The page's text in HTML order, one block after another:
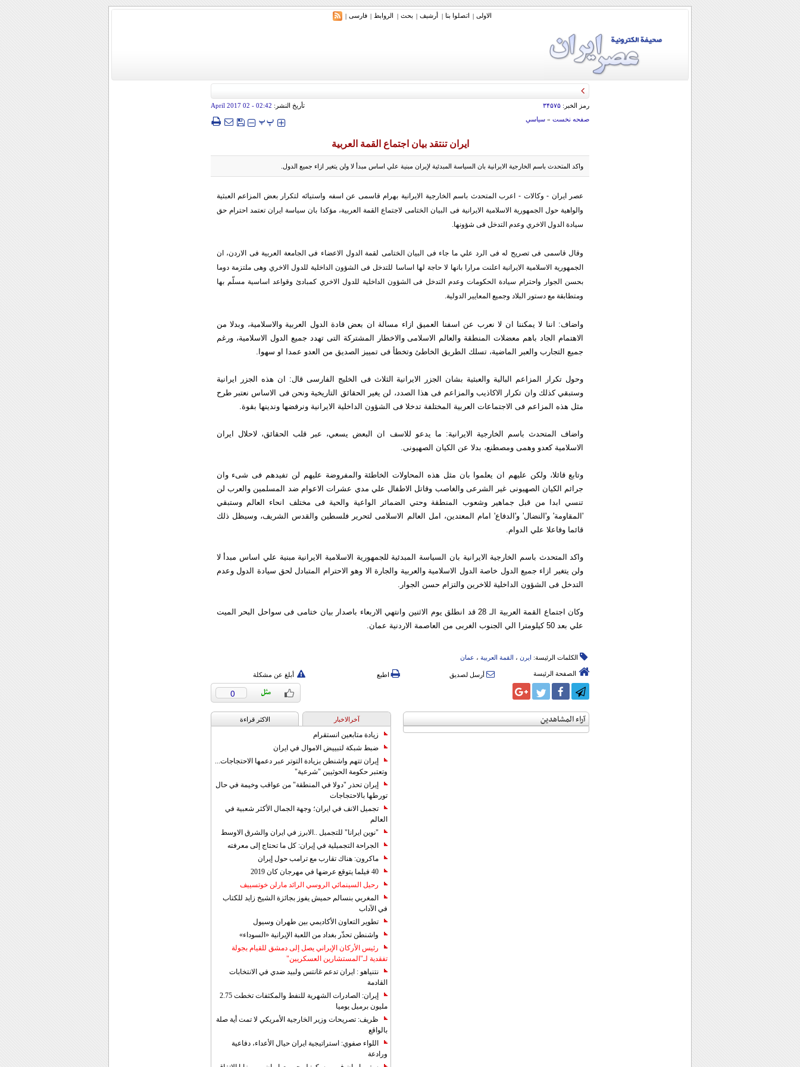
الاولی | اتصلوا بنا | أرشیف | بحث | الروابط | فارسی |
رمز الخبر: ۳۴۵۷۵ تأريخ النشر: 02:42
- 02 April 2017
صفحه نخست» سياسي ‍‍‍ پپ
ايران تنتقد بيان اجتماع القمة العربية
واكد المتحدث باسم الخارجیة الایرانیة بان السیاسة المبدئیة لإيران مبنیة علي اساس مبدأ لا ولن یتغیر ازاء جمیع الدول.
عصر ايران - وكالات - اعرب المتحدث باسم الخارجیة الایرانیة بهرام قاسمی عن اسفه واستیائه لتكرار بعض المزاعم العبثیة
والواهیة حول الجمهوریة الاسلامیة الایرانیة فی البیان الختامی لاجتماع القمة العربیة، مؤكدا بان سیاسة ایران تعتمد احترام حق
سیادة الدول الاخري وعدم التدخل فی شؤونها.
وقال قاسمی فی تصریح له فی الرد علي ما جاء فی البیان الختامی لقمة الدول الاعضاء فی الجامعة العربیة فی الاردن، ان
الجمهوریة الاسلامیة الایرانیة اعلنت مرارا بانها لا حاجة لها اساسا للتدخل فی الشؤون الداخلیة للدول الاخري وهی ملتزمة دوما
بحسن الجوار واحترام سیادة الحكومات وعدم التدخل فی الشؤون الداخلیة للدول الاخري كمبادئ وقواعد اساسیة مسلّم بها
ومتطابقة مع دستور البلاد وجمیع المعاییر الدولیة.
واضاف: اننا لا یمكننا ان لا نعرب عن اسفنا العمیق ازاء مسالة ان بعض قادة الدول العربیة والاسلامیة، وبدلا من
الاهتمام الجاد باهم معضلات المنطقة والعالم الاسلامی والاخطار المشتركة التی تهدد جمیع الدول الاسلامیة، ورغم
جمیع التجارب والعبر الماضیة، تسلك الطریق الخاطئ وتخطأ فی تمییز الصدیق من العدو عمدا او سهوا.
وحول تكرار المزاعم البالیة والعبثیة بشان الجزر الایرانیة الثلاث فی الخلیج الفارسی قال: ان هذه الجزر ایرانیة
وستبقي كذلك وان تكرار الاكاذیب والمزاعم فی هذا الصدد، لن یغیر الحقائق التاریخیة ونحن فی الاساس نعتبر طرح
مثل هذه المزاعم فی الاجتماعات العربیة المختلفة تدخلا فی الشؤون الداخلیة الایرانیة ونرفضها وندینها بقوة.
واضاف المتحدث باسم الخارجیة الایرانیة: ما یدعو للاسف ان البعض یسعي، عبر قلب الحقائق، لاحلال ایران
الاسلامیة كعدو وهمی ومصطنع، بدلا عن الكیان الصهیونی.
وتابع قائلا، ولكن علیهم ان یعلموا بان مثل هذه المحاولات الخاطئة والمفروضة علیهم لن تفیدهم فی شیء وان
جرائم الكیان الصهیونی غیر الشرعی والغاصب وقاتل الاطفال علي مدي عشرات الاعوام ضد المسلمین والعرب لن
تنسي ابدا من قبل جماهیر وشعوب المنطقة وحتي الضمائر الواعیة والحیة فی مختلف انحاء العالم وستبقي
'المقاومة' و'النضال' و'الدفاع' امام المعتدین، امل العالم الاسلامی لتحریر فلسطین والقدس الشریف، وسیظل ذلك
قائما وفاعلا علي الدوام.
واكد المتحدث باسم الخارجیة الایرانیة بان السیاسة المبدئیة للجمهوریة الاسلامیة الایرانیة مبنیة علي اساس مبدأ لا
ولن یتغیر ازاء جمیع الدول خاصة الدول الاسلامیة والعربیة والجارة الا وهو الاحترام المتبادل لحق سیادة الدول وعدم
التدخل فی الشؤون الداخلیة للاخرین والتزام حسن الجوار.
وكان اجتماع القمة العربیة الـ 28 قد انطلق یوم الاثنین وانتهي الاربعاء باصدار بیان ختامی فی سواحل البحر المیت
علي بعد 50 كیلومترا الي الجنوب الغربی من العاصمة الاردنیة عمان.
الكلمات الرئيسة: ایرن، القمة العربیة، عمان
الصفحة الرئيسة أرسل لصديق اطبع أبلغ عن مشكلة
0
آراء المشاهدين آخرالاخبار الاکثر قراءة
زيادة متابعين انستقرام
ضبط شبكة لتبييض الاموال في ايران
إيران تتهم واشنطن بزيادة التوتر عبر دعمها الاحتجاجات...
وتعتبر حكومة الحوثيين "شرعية"
إيران تحذر "دولا في المنطقة" من عواقب وخيمة في حال
تورطها بالاحتجاجات
تجميل الانف في ايران؛ وجهة الجمال الأكثر شعبية في
العالم
"نوين ايرانا" للتجميل ..الابرز في ايران والشرق الاوسط
الجراحة التجميلية في إيران: كل ما تحتاج إلى معرفته
ماكرون: هناك تقارب مع ترامب حول إيران
40 فيلما يتوقع عرضها في مهرجان كان 2019
رحيل السينمائي الروسي الرائد مارلن خوتسييف
المغربي بنسالم حميش يفوز بجائزة الشيخ زايد للكتاب
في الآداب
تطوير التعاون الأكاديمي بين طهران وسيول
واشنطن تحذّر بغداد من اللعبة الإيرانية «السوداء»
رئيس الأركان الإيراني يصل إلى دمشق للقيام بجولة
تفقدية لـ"المستشارين العسكريين"
نتنياهو : ايران تدعم غانتس ولبيد ضدي في الانتخابات
القادمة
إيران: الصادرات الشهریة للنفط والمكثفات تخطت 2.75
مليون برميل يوميا
ظريف: تصريحات وزير الخارجية الأمريكي لا تمت أية صلة
بالواقع
اللواء صفوي: استراتيجية ايران حيال الأعداء، دفاعية
ورادعة